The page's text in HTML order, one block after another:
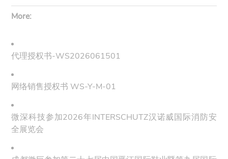
More:
代理授权书-WS2026061501
网络销售授权书 WS-Y-M-01
微深科技参加2026年INTERSCHUTZ汉诺威国际消防安
全展览会